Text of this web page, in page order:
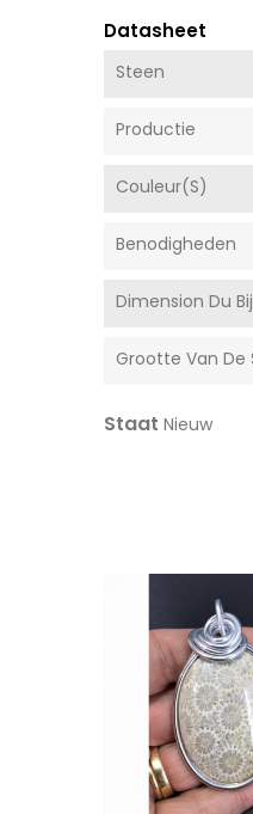
Datasheet
Steen
Productie
Couleur(s)
Benodigheden
Dimension Du
Grootte Van De
Staat Nieuw